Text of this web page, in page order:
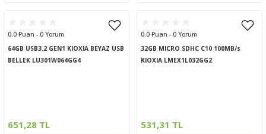
0.0 Puan - 0 Yorum
64GB USB3.2 GEN1 KIOXIA BEYAZ USB
BELLEK LU301W064GG4
651,28 TL
0.0 Puan - 0 Yorum
32GB MICRO SDHC C10 100MB/s
KIOXIA LMEX1L032GG2
531,31 TL